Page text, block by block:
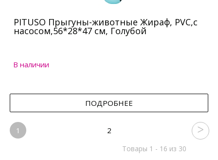
PITUSO Прыгуны-животные Жираф, PVC,с
насосом,56*28*47 см, Голубой
В наличии
ПОДРОБНЕЕ
1 2
Товары 1 - 16 из 30